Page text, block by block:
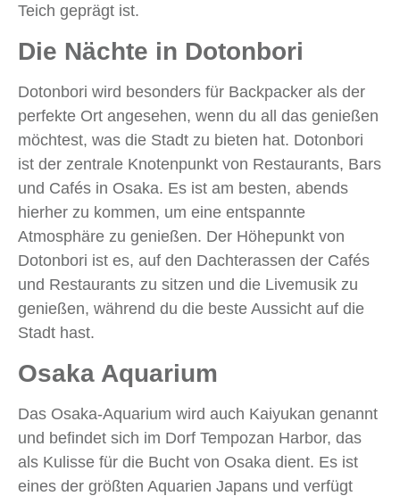
Teich geprägt ist.
Die Nächte in Dotonbori
Dotonbori wird besonders für Backpacker als der
perfekte Ort angesehen, wenn du all das genießen
möchtest, was die Stadt zu bieten hat. Dotonbori
ist der zentrale Knotenpunkt von Restaurants, Bars
und Cafés in Osaka. Es ist am besten, abends
hierher zu kommen, um eine entspannte
Atmosphäre zu genießen. Der Höhepunkt von
Dotonbori ist es, auf den Dachterassen der Cafés
und Restaurants zu sitzen und die Livemusik zu
genießen, während du die beste Aussicht auf die
Stadt hast.
Osaka Aquarium
Das Osaka-Aquarium wird auch Kaiyukan genannt
und befindet sich im Dorf Tempozan Harbor, das
als Kulisse für die Bucht von Osaka dient. Es ist
eines der größten Aquarien Japans und verfügt